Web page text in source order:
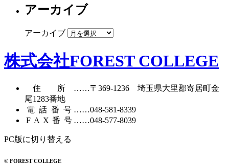
アーカイブ
アーカイブ
株式会社FOREST COLLEGE
住所……〒369-1236 埼玉県大里郡寄居町金
尾1283番地
電話番号……048-581-8339
FAX番号……048-577-8039
PC版に切り替える
© FOREST COLLEGE